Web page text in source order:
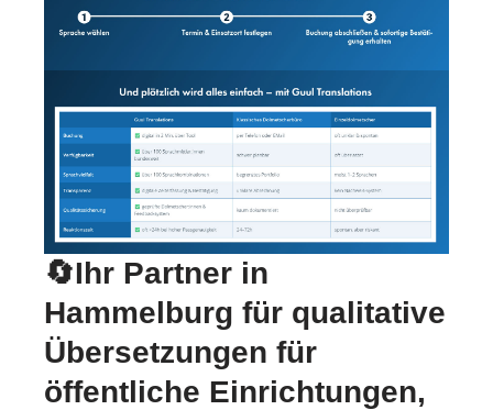
🔄Ihr Partner in
Hammelburg für qualitative
Übersetzungen für
öffentliche Einrichtungen,